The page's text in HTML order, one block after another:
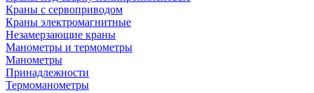
Краны с сервоприводом
Краны электромагнитные
Незамерзающие краны
Манометры и термометры
Манометры
Принадлежности
Термоманометры